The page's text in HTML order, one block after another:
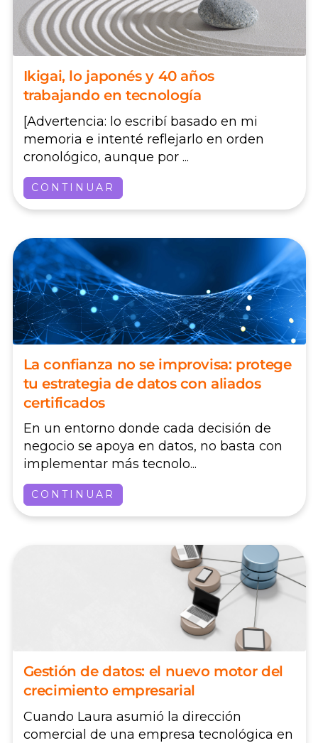
Ikigai, lo japonés y 40 años
trabajando en tecnología
[Advertencia: lo escribí basado en mi
memoria e intenté reflejarlo en orden
cronológico, aunque por ...
CONTINUAR
La confianza no se improvisa: protege
tu estrategia de datos con aliados
certificados
En un entorno donde cada decisión de
negocio se apoya en datos, no basta con
implementar más tecnolo...
CONTINUAR
Gestión de datos: el nuevo motor del
crecimiento empresarial
Cuando Laura asumió la dirección
comercial de una empresa tecnológica en